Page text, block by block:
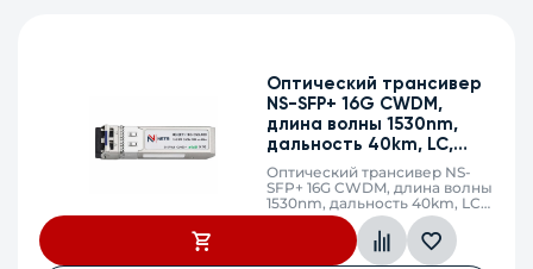
Тип оптического волокна
Тип разъема
Дальность передачи
Оптический трансивер
NS-SFP+ 16G CWDM,
длина волны 1530nm,
дальность 40km, LC,
DDM
Оптический трансивер NS-
SFP+ 16G CWDM, длина волны
1530nm, дальность 40km, LC,
DDM